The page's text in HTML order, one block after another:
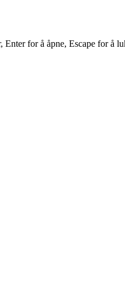
for å åpne, Escape for å